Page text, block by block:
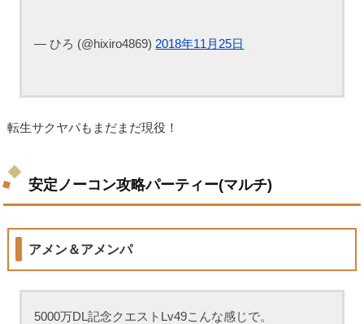
— ひろ (@hixiro4869) 2018年11月25日
転生サクヤパもまだまだ現役！
安定ノーコン攻略パーティー(マルチ)
アメン＆アメンパ
5000万DL記念クエストLv49こんな感じで。